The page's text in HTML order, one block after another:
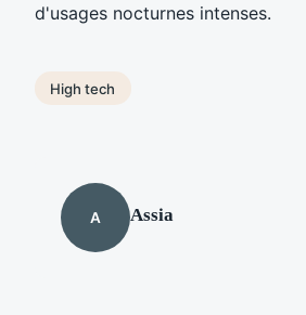
d'usages nocturnes intenses.
High tech
A Assia